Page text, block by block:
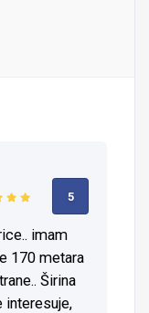
5
imam
170 metara
Širina
interesuje,